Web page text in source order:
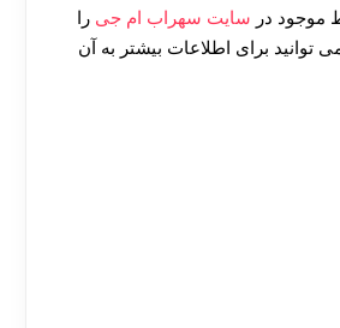
موجود در سایت سهراب ام جی را
توانید برای اطلاعات بیشتر به آن